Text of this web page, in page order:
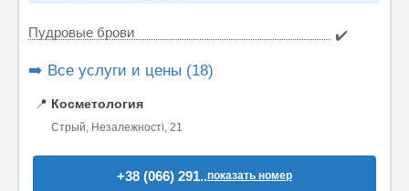
Пудровые брови ✔️
➡️ Все услуги и цены (18)
📍 Косметология
Стрый, Незалежності, 21
+38 (066) 291..показать номер